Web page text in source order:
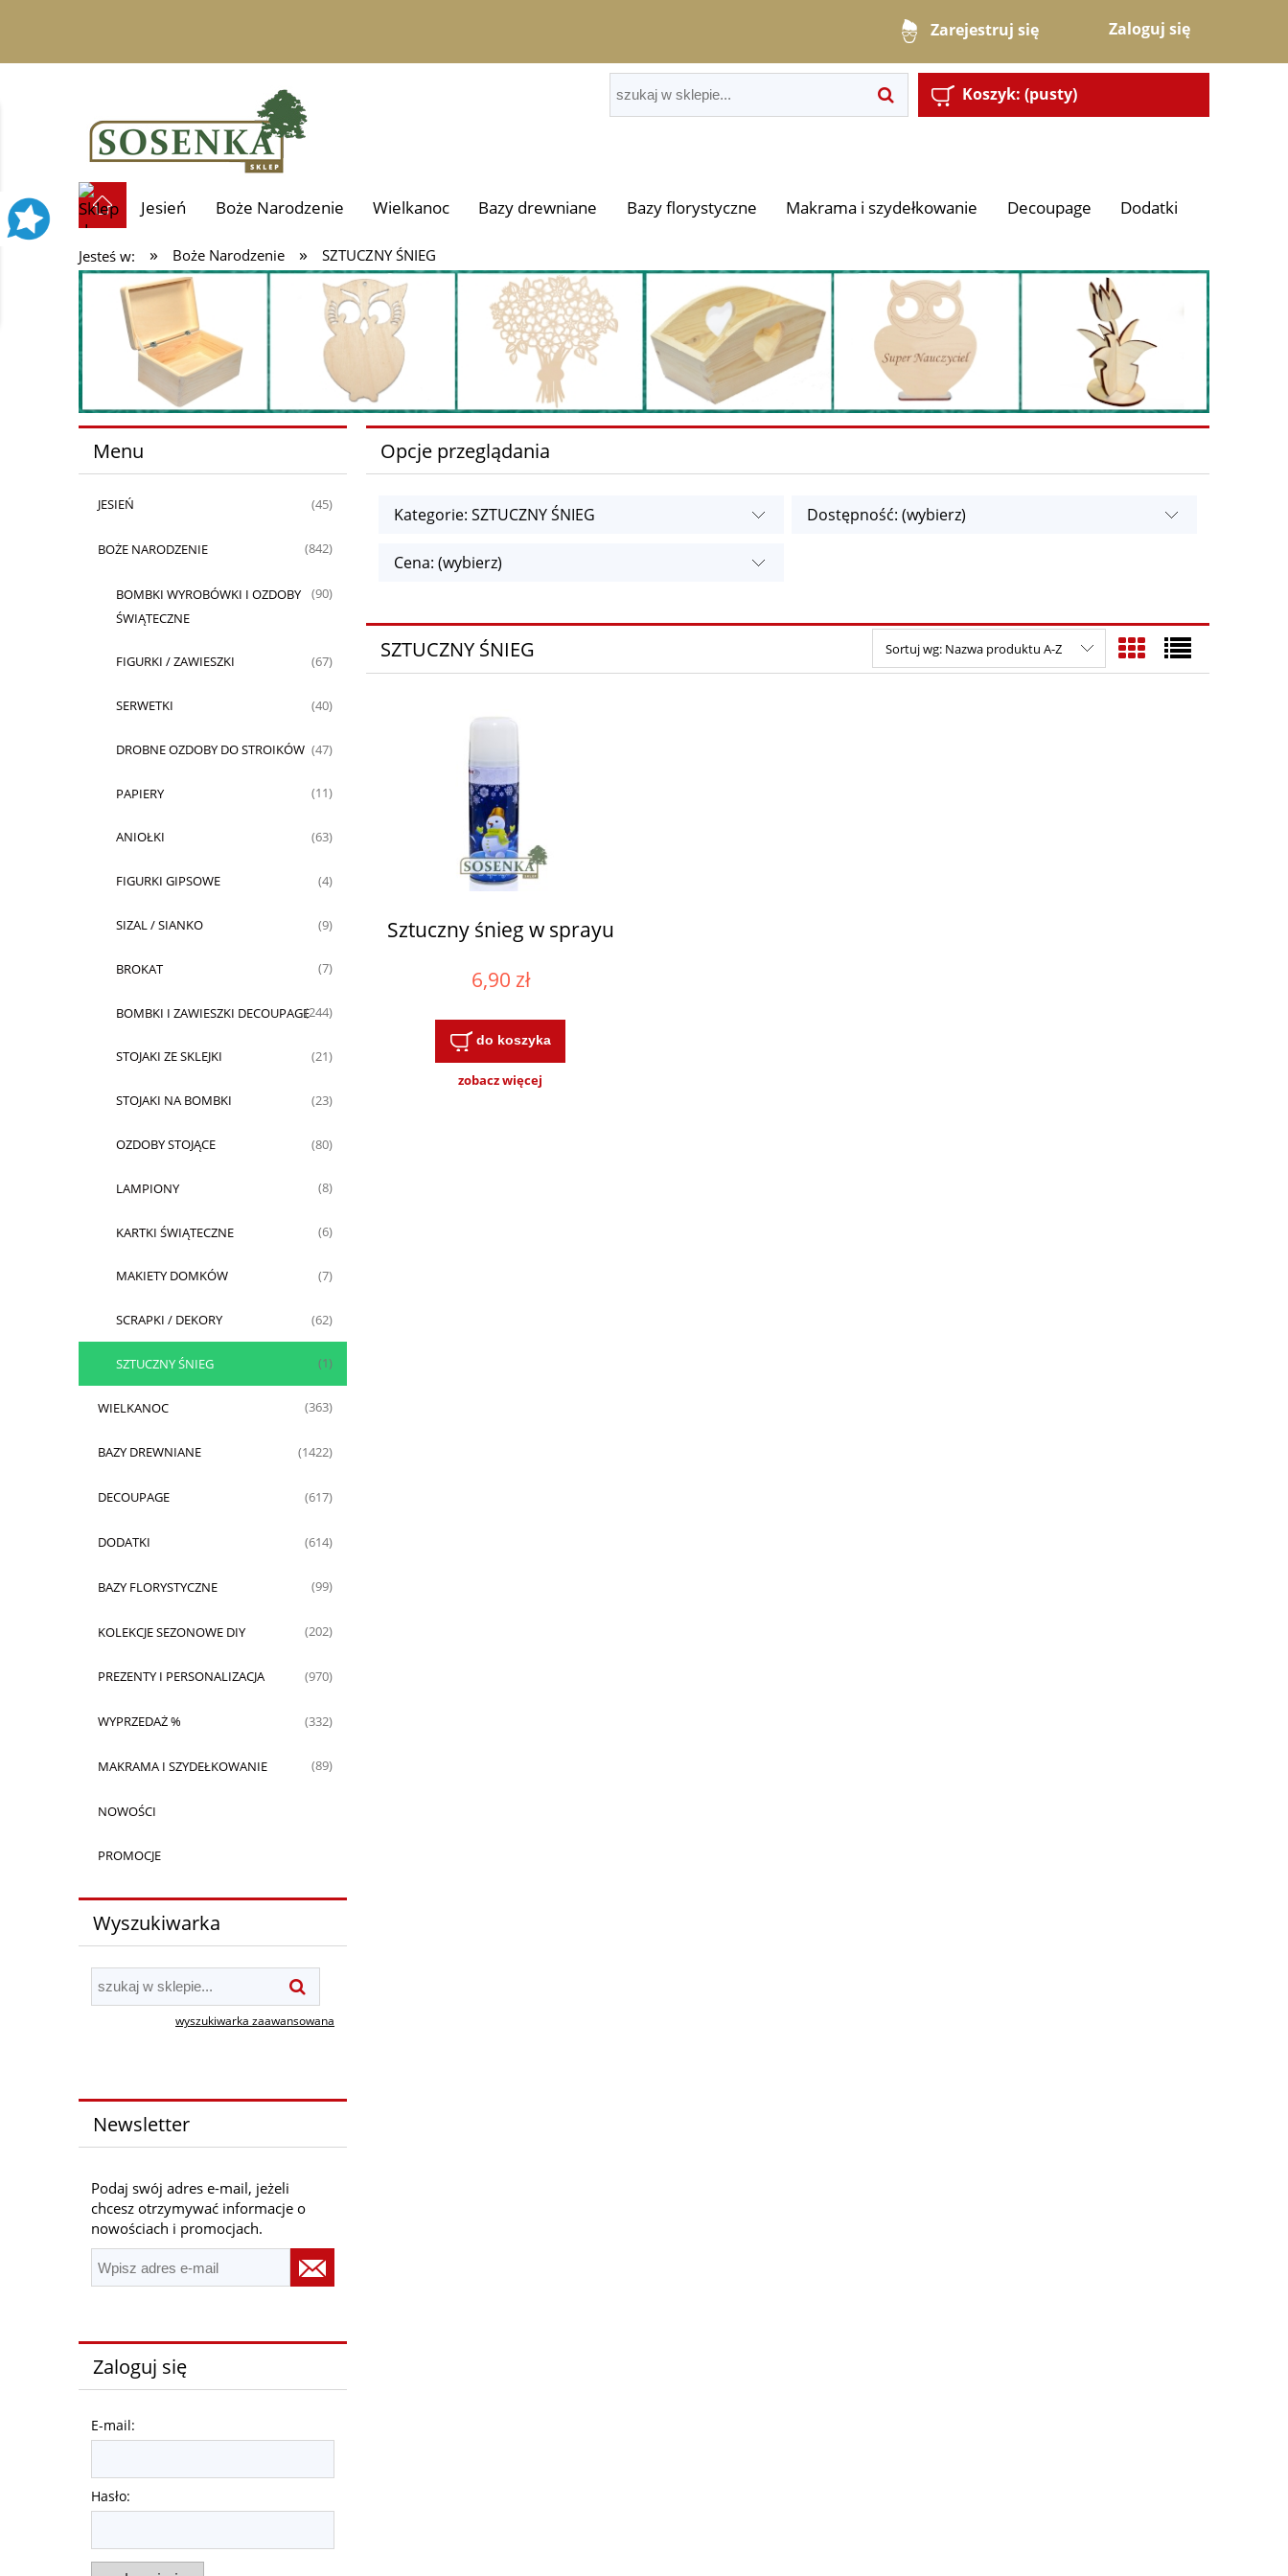
Zarejestruj się Zaloguj się
Koszyk: (pusty)
Jesień Boże Narodzenie Wielkanoc Bazy drewniane Bazy florystyczne Makrama i szydełkowanie Decoupage Dodatki
Prezenty i personalizacja
Jesteś w: » Boże Narodzenie » SZTUCZNY ŚNIEG
Menu
JESIEŃ (45)
BOŻE NARODZENIE (842)
BOMBKI WYROBÓWKI I OZDOBY
ŚWIĄTECZNE
(90)
FIGURKI / ZAWIESZKI (67)
SERWETKI (40)
DROBNE OZDOBY DO STROIKÓW (47)
PAPIERY (11)
ANIOŁKI (63)
FIGURKI GIPSOWE (4)
SIZAL / SIANKO (9)
BROKAT (7)
BOMBKI I ZAWIESZKI DECOUPAGE(244)
STOJAKI ZE SKLEJKI (21)
STOJAKI NA BOMBKI (23)
OZDOBY STOJĄCE (80)
LAMPIONY (8)
KARTKI ŚWIĄTECZNE (6)
MAKIETY DOMKÓW (7)
SCRAPKI / DEKORY (62)
SZTUCZNY ŚNIEG (1)
WIELKANOC (363)
BAZY DREWNIANE (1422)
DECOUPAGE (617)
DODATKI (614)
BAZY FLORYSTYCZNE (99)
KOLEKCJE SEZONOWE DIY (202)
PREZENTY I PERSONALIZACJA (970)
WYPRZEDAŻ % (332)
MAKRAMA I SZYDEŁKOWANIE (89)
NOWOŚCI
PROMOCJE
Wyszukiwarka
wyszukiwarka zaawansowana
Newsletter
Podaj swój adres e-mail, jeżeli
chcesz otrzymywać informacje o
nowościach i promocjach.
Zaloguj się
E-mail:
Hasło:
Opcje przeglądania
Kategorie: SZTUCZNY ŚNIEG Dostępność: (wybierz)
Cena: (wybierz)
SZTUCZNY ŚNIEG Sortuj wg: Nazwa produktu A-Z
Sztuczny śnieg w sprayu
6,90 zł
do koszyka
zobacz więcej